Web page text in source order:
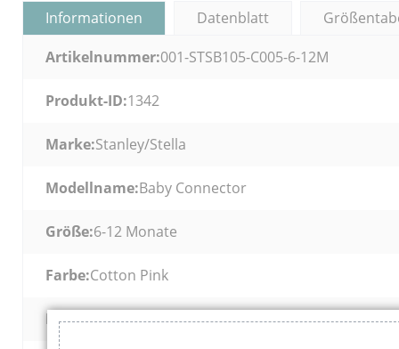
Informationen Datenblatt
Artikelnummer:001-STSB105-C005-6-12M
Produkt-ID:1342
Marke:Stanley/Stella
Modellname:Baby Connector
Größe:6-12 Monate
Farbe:Cotton Pink
Herstellerfarbcode:C005